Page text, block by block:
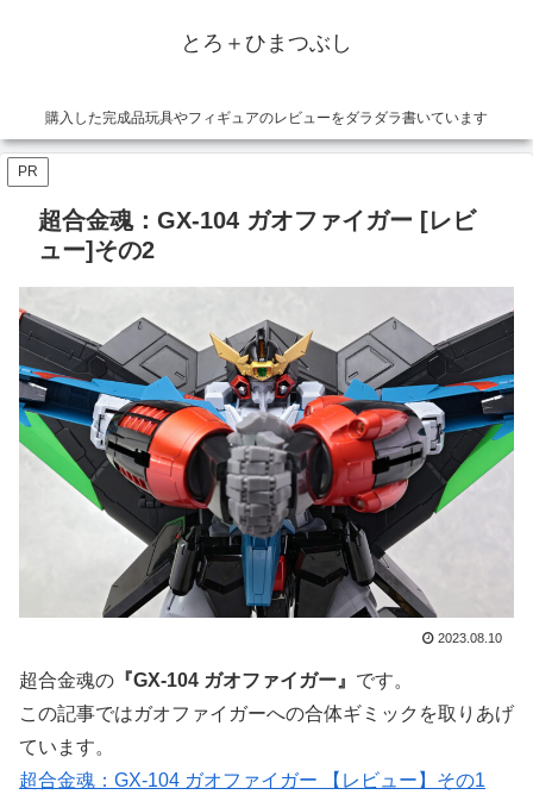
とろ＋ひまつぶし
購入した完成品玩具やフィギュアのレビューをダラダラ書いています
PR
超合金魂：GX-104 ガオファイガー [レビ
ュー]その2
2023.08.10
超合金魂の 『GX-104 ガオファイガー』 です。
この記事ではガオファイガーへの合体ギミックを取りあげ
ています。
超合金魂：GX-104 ガオファイガー 【レビュー】その1